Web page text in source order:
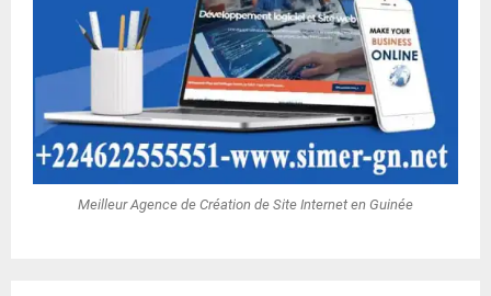
Meilleur Agence de Création de Site Internet en Guinée